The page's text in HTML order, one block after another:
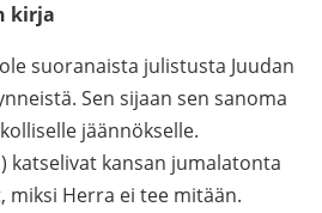
kirja
suoranaista julistusta Juudan
Sen sijaan sen sanoma
jäännökselle.
katselivat kansan jumalatonta
miksi Herra ei tee mitään.